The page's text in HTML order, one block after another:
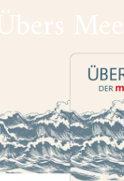
Übers Meer